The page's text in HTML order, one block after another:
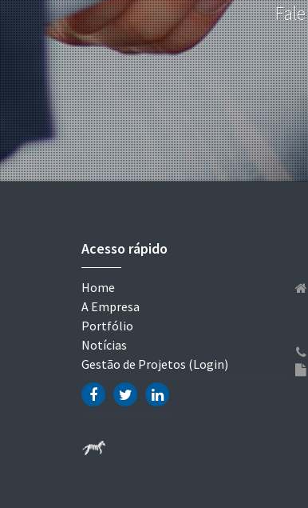
Acesso rápido
Home
A Empresa
Portfólio
Notícias
Gestão de Projetos (Login)